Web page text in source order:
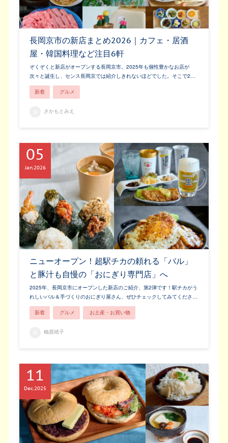
長岡京市の新店まとめ2026｜カフェ・居酒
屋・韓国料理など注目6軒
ぞくぞくと新店がオープンする長岡京市。2025年も個性豊かなお店が
次々と誕生し、センス長岡京では紹介しきれないほどでした。そこで2…
新着 グルメ
さかもとみえ
ニューオープン！超駅チカの頼れる「バル」
と豚汁も自慢の「おにぎり専門店」へ
2025年、長岡京市にオープンした新店のご紹介、第2弾です！駅チカがう
れしいバル＆手づくりのおにぎり屋さん、ぜひチェックしてみてくださ…
05
Jan2026
新着 グルメ お土産・お買い物
柚原靖子
11
Dec2025